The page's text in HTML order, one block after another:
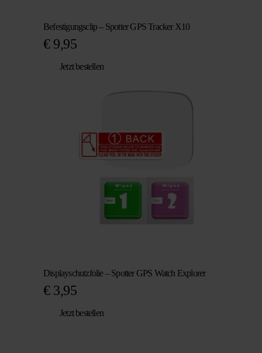
Befestigungsclip – Spotter GPS Tracker X10
€9,95
Jetzt bestellen
Displayschutzfolie – Spotter GPS Watch Explorer
€3,95
Jetzt bestellen